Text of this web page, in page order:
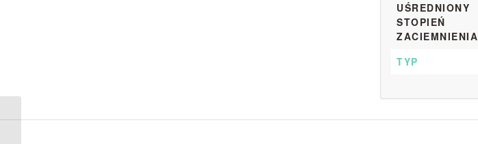
UŚREDNIONY
STOPIEŃ
ZACIEMNIENIA
TYP